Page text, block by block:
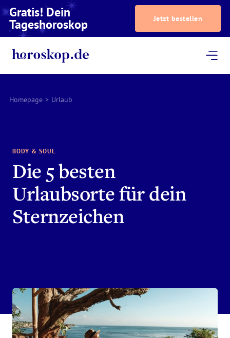
Gratis! Dein
Tageshoroskop Jetzt bestellen
Homepage > Urlaub
BODY & SOUL
Die 5 besten
Urlaubsorte für dein
Sternzeichen